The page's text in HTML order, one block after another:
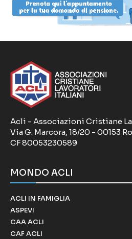
Acli - Associazioni Cristiane
Via G. Marcora, 18/20 - 00153
CF 80053230589
MONDO ACLI
ACLI IN FAMIGLIA
ASPEVI
CAA ACLI
CAF ACLI